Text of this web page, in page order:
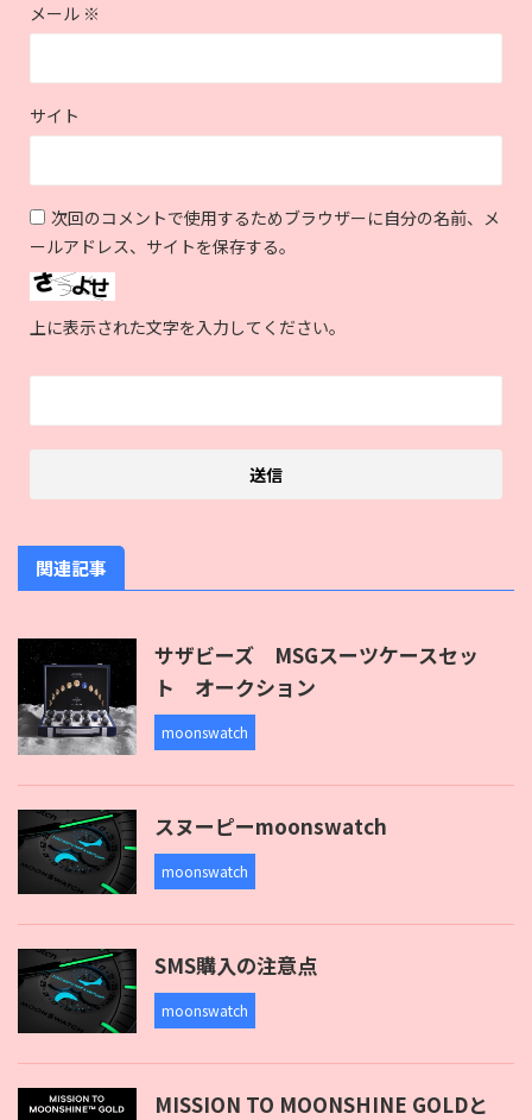
メール ※
サイト
次回のコメントで使用するためブラウザーに自分の名前、メ
ールアドレス、サイトを保存する。
上に表示された文字を入力してください。
関連記事
サザビーズ MSGスーツケースセッ
ト オークション
moonswatch
スヌーピーmoonswatch
moonswatch
SMS購入の注意点
moonswatch
MISSION TO MOONSHINE GOLDと